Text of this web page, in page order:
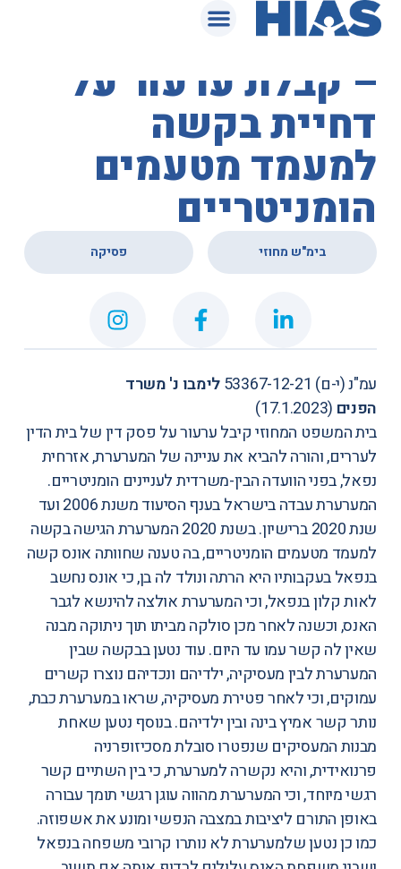
המאגר המשפטי
בית המשפט המחוזי
– קבלת ערעור על
דחיית בקשה
למעמד מטעמים
הומניטריים
בימ"ש מחוזי פסיקה
עמ"נ (י-ם) 53367-12-21
לימבו נ' משרד
הפנים (17.1.2023)
בית המשפט המחוזי קיבל ערעור על פסק דין של בית הדין
לעררים, והורה להביא את עניינה של המערערת, אזרחית
נפאל, בפני הוועדה הבין-משרדית לעניינים הומניטריים.
המערערת עבדה בישראל בענף הסיעוד משנת 2006 ועד
שנת 2020 ברישיון. בשנת 2020 המערערת הגישה בקשה
למעמד מטעמים הומניטריים, בה טענה שחוותה אונס קשה
בנפאל בעקבותיו היא הרתה ונולד לה בן, כי אונס נחשב
לאות קלון בנפאל, וכי המערערת אולצה להינשא לגבר
האנס, וכשנה לאחר מכן סולקה מביתו תוך ניתוקה מבנה
שאין לה קשר עמו עד היום. עוד נטען בבקשה שבין
המערערת לבין מעסיקיה, ילדיהם ונכדיהם נוצרו קשרים
עמוקים, וכי לאחר פטירת מעסיקיה, שראו במערערת כבת,
נותר קשר אמיץ בינה ובין ילדיהם. בנוסף נטען שאחת
מבנות המעסיקים שנפטרו סובלת מסכיזופרניה
פרנואידית, והיא נקשרה למערערת, כי בין השתיים קשר
רגשי מיוחד, וכי המערערת מהווה עוגן רגשי תומך עבורה
באופן התורם ליציבות במצבה הנפשי ומונע את אשפוזה.
כמו כן נטען שלמערערת לא נותרו קרובי משפחה בנפאל